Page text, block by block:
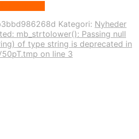
Kategori: Nyheder
mb_strtolower(): Passing null
of type string is deprecated in
on line 3